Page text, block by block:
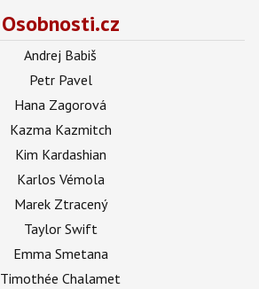
Osobnosti.cz
Andrej Babiš
Petr Pavel
Hana Zagorová
Kazma Kazmitch
Kim Kardashian
Karlos Vémola
Marek Ztracený
Taylor Swift
Emma Smetana
Timothée Chalamet